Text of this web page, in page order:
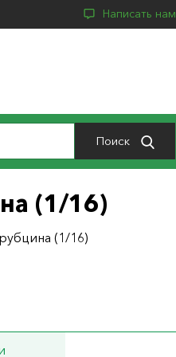
Написать нам
Поиск
(1/16)
(1/16)